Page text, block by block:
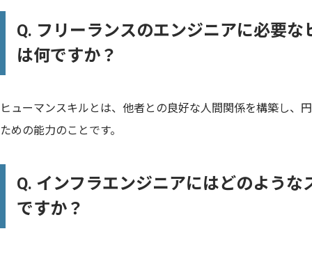
Q. フリーランスのエンジニアに必要な
は何ですか？
ヒューマンスキルとは、他者との良好な人間関係を構築し、
ための能力のことです。
Q. インフラエンジニアにはどのような
ですか？